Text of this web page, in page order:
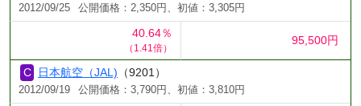
2012/09/25 公開価格：2,350円、初値：3,305円
40.64％
（1.41倍）
95,500円
日本航空（JAL) （9201）
2012/09/19 公開価格：3,790円、初値：3,810円